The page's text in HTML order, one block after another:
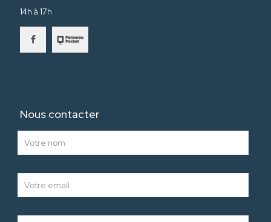
14h à 17h
Nous contacter